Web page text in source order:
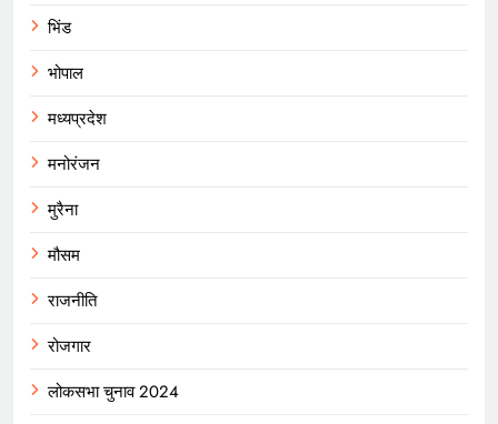
भिंड
भोपाल
मध्यप्रदेश
मनोरंजन
मुरैना
मौसम
राजनीति
रोजगार
लोकसभा चुनाव 2024